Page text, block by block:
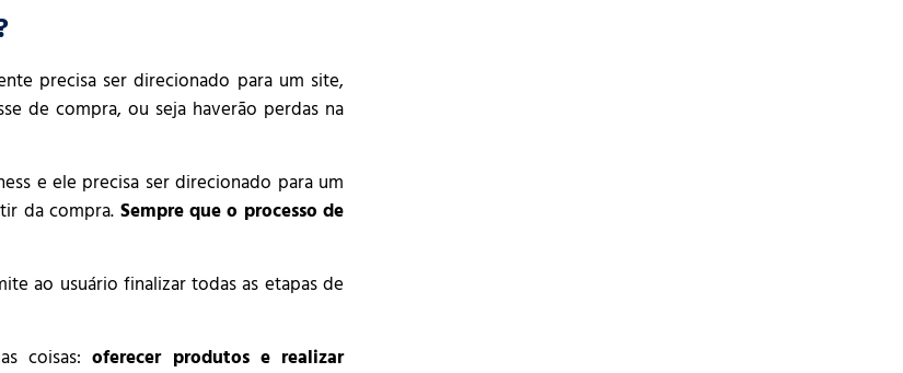
precisa ser direcionado para um site,
de compra, ou seja haverão perdas na
e ele precisa ser direcionado para um
da compra. Sempre que o processo de
ao usuário finalizar todas as etapas de
coisas:oferecer produtos e realizar